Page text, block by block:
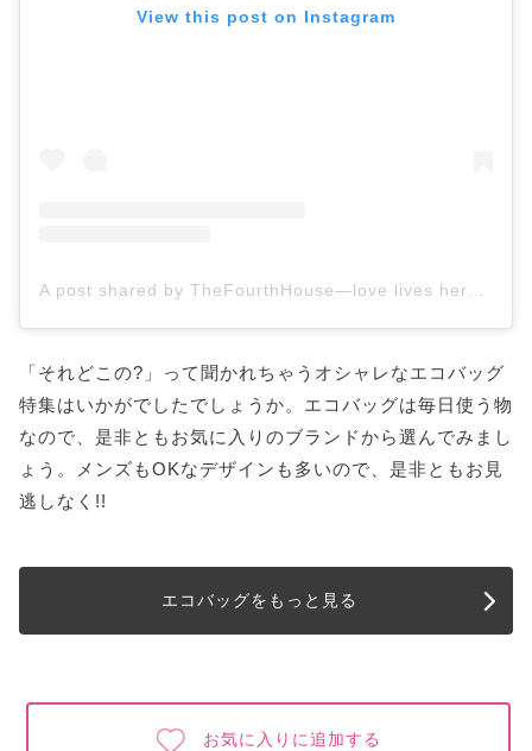
View this post on Instagram
「それどこの?」って聞かれちゃうオシャレなエコバッグ
特集はいかがでしたでしょうか。エコバッグは毎日使う物
なので、是非ともお気に入りのブランドから選んでみまし
ょう。メンズもOKなデザインも多いので、是非ともお見
逃しなく!!
エコバッグをもっと見る
お気に入りに追加する